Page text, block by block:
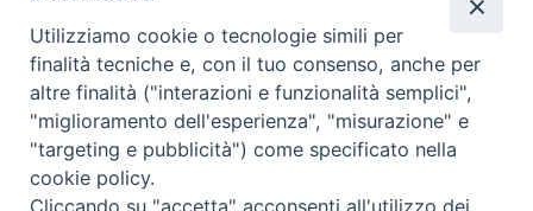
Abbonamenti
Abbonamento Annuale Digitale
Abbonamento Annuale Cartaceo
Abbonamento Singola Copia Digitale
Utilizziamo cookie o tecnologie simili per
finalità tecniche e, con il tuo consenso, anche per
altre finalità ("interazioni e funzionalità semplici",
"miglioramento dell'esperienza", "misurazione" e
"targeting e pubblicità") come specificato nella
cookie policy.